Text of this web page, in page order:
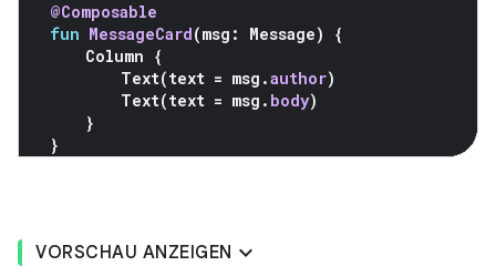
@Composable
fun MessageCard(msg : Message)
{
Column {
Text(text = msg .author)
Text(text = msg . body)
}
}
VORSCHAU ANZEIGEN